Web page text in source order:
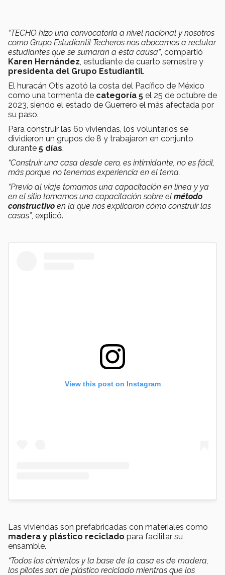
“TECHO hizo una convocatoria a nivel nacional y nosotros
como Grupo Estudiantil Techeros nos abocamos a reclutar
estudiantes que se sumaran a esta causa”, compartió
Karen Hernández, estudiante de cuarto semestre y
presidenta del Grupo Estudiantil.
El huracán Otis azotó la costa del Pacífico de México
como una tormenta de categoría 5 el 25 de octubre de
2023, siendo el estado de Guerrero el más afectada por
su paso.
Para construir las 60 viviendas, los voluntarios se
dividieron un grupos de 8 y trabajaron en conjunto
durante 5 días.
“Construir una casa desde cero, es intimidante, no es fácil,
más porque no tenemos experiencia en el tema.
“Previo al viaje tomamos una capacitación en línea y ya
en el sitio tomamos una capacitación sobre el método
constructivo en la que nos explicaron cómo construir las
casas”, explicó.
View this post on Instagram
Las viviendas son prefabricadas con materiales como
madera y plástico reciclado para facilitar su
ensamble.
“Todos los cimientos y la base de la casa es de madera,
los pilotes son de plástico reciclado mientras que los